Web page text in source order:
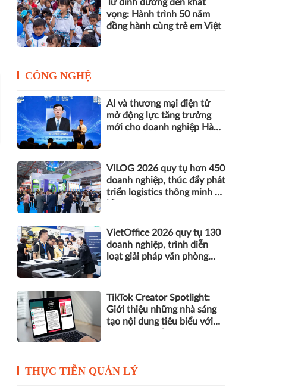
Từ dinh dưỡng đến khát
vọng: Hành trình 50 năm
đồng hành cùng trẻ em Việt
CÔNG NGHỆ
AI và thương mại điện tử
mở động lực tăng trưởng
mới cho doanh nghiệp Hà
VILOG 2026 quy tụ hơn 450
doanh nghiệp, thúc đẩy phát
triển logistics thông minh và
VietOffice 2026 quy tụ 130
doanh nghiệp, trình diễn
loạt giải pháp văn phòng
TikTok Creator Spotlight:
Giới thiệu những nhà sáng
tạo nội dung tiêu biểu với
THỰC TIỄN QUẢN LÝ